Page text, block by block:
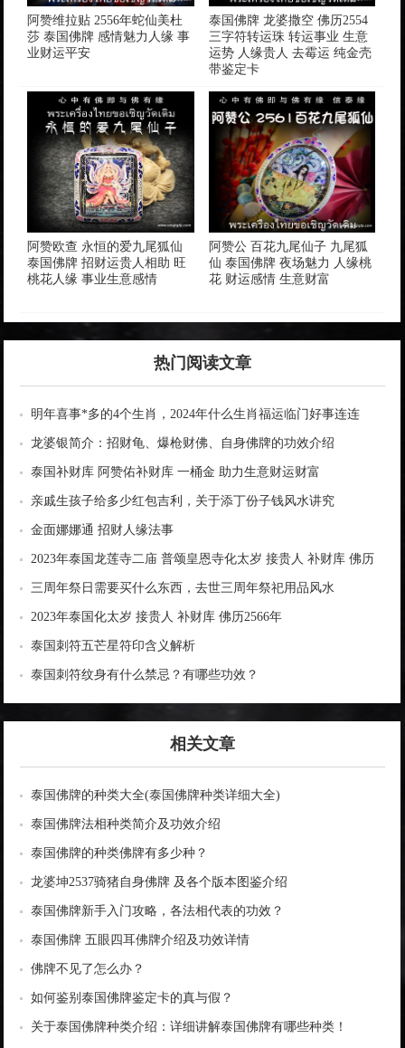
阿赞维拉贴 2556年蛇仙美杜
莎 泰国佛牌 感情魅力人缘 事
业财运平安
泰国佛牌 龙婆撒空 佛历2554
三字符转运珠 转运事业 生意
运势 人缘贵人 去霉运 纯金壳
带鉴定卡
阿赞欧查 永恒的爱九尾狐仙
泰国佛牌 招财运贵人相助 旺
桃花人缘 事业生意感情
阿赞公 百花九尾仙子 九尾狐
仙 泰国佛牌 夜场魅力 人缘桃
花 财运感情 生意财富
热门阅读文章
明年喜事*多的4个生肖，2024年什么生肖福运临门好事连连
龙婆银简介：招财龟、爆枪财佛、自身佛牌的功效介绍
泰国补财库 阿赞佑补财库 一桶金 助力生意财运财富
亲戚生孩子给多少红包吉利，关于添丁份子钱风水讲究
金面娜娜通 招财人缘法事
2023年泰国龙莲寺二庙 普颂皇恩寺化太岁 接贵人 补财库 佛历
2566年
三周年祭日需要买什么东西，去世三周年祭祀用品风水
2023年泰国化太岁 接贵人 补财库 佛历2566年
泰国刺符五芒星符印含义解析
泰国刺符纹身有什么禁忌？有哪些功效？
相关文章
泰国佛牌的种类大全(泰国佛牌种类详细大全)
泰国佛牌法相种类简介及功效介绍
泰国佛牌的种类佛牌有多少种？
龙婆坤2537骑猪自身佛牌 及各个版本图鉴介绍
泰国佛牌新手入门攻略，各法相代表的功效？
泰国佛牌 五眼四耳佛牌介绍及功效详情
佛牌不见了怎么办？
如何鉴别泰国佛牌鉴定卡的真与假？
关于泰国佛牌种类介绍：详细讲解泰国佛牌有哪些种类！